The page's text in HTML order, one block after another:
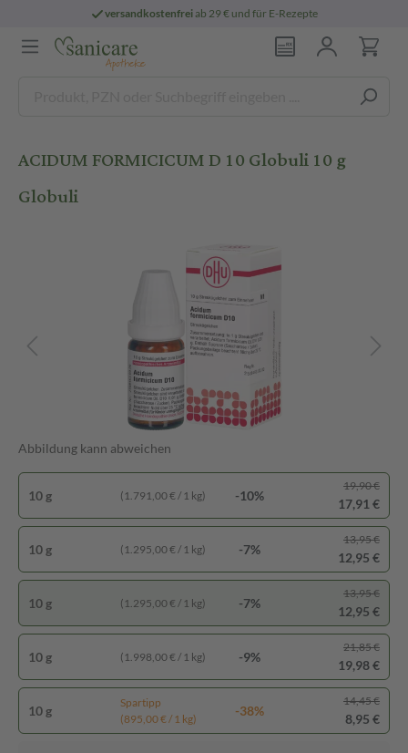
versandkostenfreiab 29 € und für E-Rezepte
ACIDUM FORMICICUM D 10 Globuli 10 g
Globuli
Abbildung kann abweichen
10 g (1.791,00 € / 1 kg) -10%
19,90 €
17,91 €
10 g (1.295,00 € / 1 kg) -7%
13,95 €
12,95 €
10 g (1.295,00 € / 1 kg) -7%
13,95 €
12,95 €
10 g (1.998,00 € / 1 kg) -9%
21,85 €
19,98 €
10 g
Spartipp
(895,00 € / 1 kg)
-38%
14,45 €
8,95 €